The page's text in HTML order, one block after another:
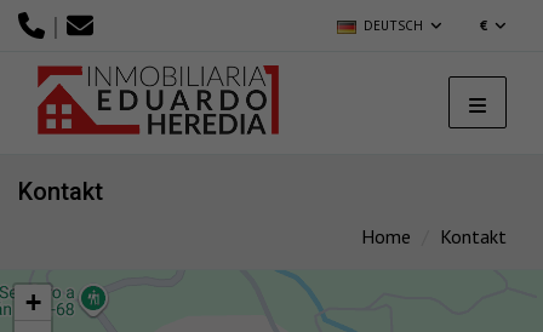
| DEUTSCH €
Kontakt
Home Kontakt
+